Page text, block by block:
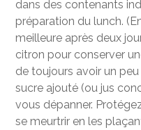
dans des contenants
préparation du lunch.
meilleure après deux
citron pour conserver
de toujours avoir un
sucre ajouté (ou jus
vous dépanner.
se meurtrir en les